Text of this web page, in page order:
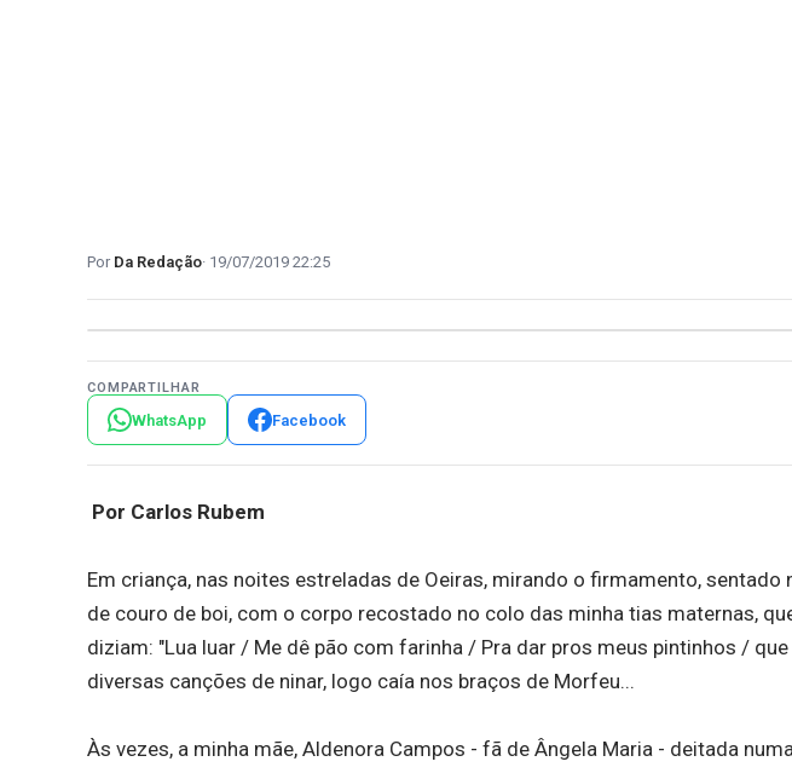
Da Redação 19/07/2019 22:25
COMPARTILHAR
WhatsApp Facebook
Por Carlos Rubem
Em criança, nas noites estreladas de Oeiras, mirando o firmamento,
de couro de boi, com o corpo recostado no colo das minha tias maternas,
diziam: "Lua luar / Me dê pão com farinha / Pra dar pros meus pintinhos /
diversas canções de ninar, logo caía nos braços de Morfeu...
Às vezes, a minha mãe, Aldenora Campos - fã de Ângela Maria - deitada